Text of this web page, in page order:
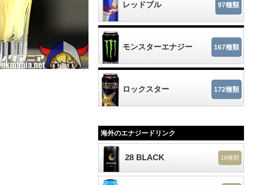
レッドブル 97種類
モンスターエナジー 167種類
ロックスター 172種類
海外のエナジードリンク
28 BLACK 18種類